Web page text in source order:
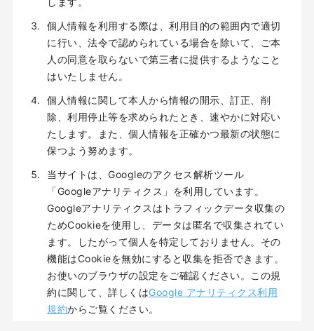
個人情報を利用する際は、利用目的の範囲内で適切
に行い、法令で認められている場合を除いて、ご本
人の同意を取らないで第三者に提供するようなこと
はいたしません。
個人情報に関して本人から情報の開示、訂正、削
除、利用停止等を求められたとき、速やかに対応い
たします。また、個人情報を正確かつ最新の状態に
保つよう努めます。
当サイトは、Googleのアクセス解析ツール
「Googleアナリティクス」を利用しています。
Googleアナリティクスはトラフィックデータ収集の
ためCookieを使用し、データは匿名で収集されてい
ます。したがって個人を特定しておりません。その
機能はCookieを無効にすると収集を拒否できます。
お使いのブラウザの設定をご確認ください。この規
約に関して、詳しくはGoogle アナリティクス利用
規約からご覧ください。